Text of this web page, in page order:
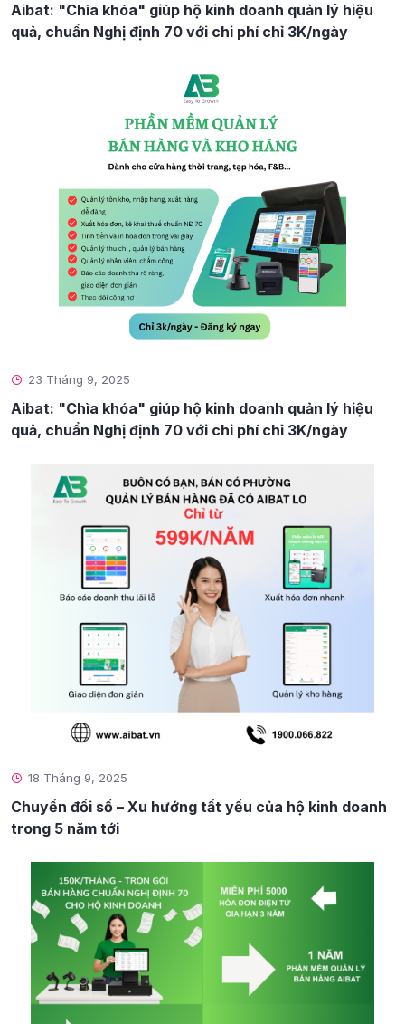
Aibat: "Chìa khóa" giúp hộ kinh doanh quản lý hiệu
quả, chuẩn Nghị định 70 với chi phí chỉ 3K/ngày
23 Tháng 9, 2025
Aibat: "Chìa khóa" giúp hộ kinh doanh quản lý hiệu
quả, chuẩn Nghị định 70 với chi phí chỉ 3K/ngày
18 Tháng 9, 2025
Chuyển đổi số – Xu hướng tất yếu của hộ kinh doanh
trong 5 năm tới